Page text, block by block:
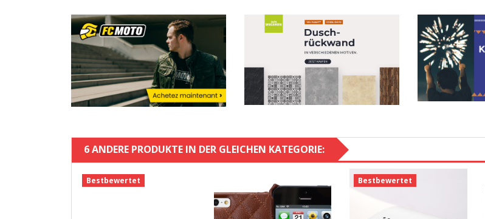
6 ANDERE PRODUKTE IN DER GLEICHEN KATEGORIE:
Bestbewertet Bestbewertet